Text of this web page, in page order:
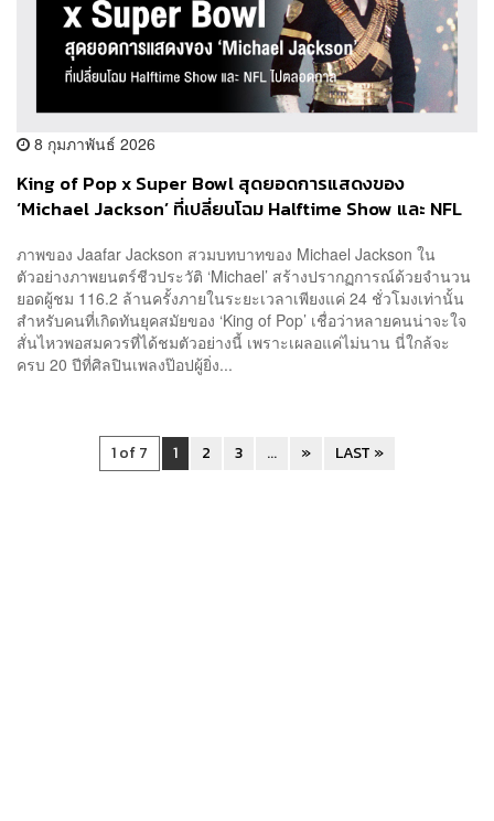
8 กุมภาพันธ์ 2026
King of Pop x Super Bowl สุดยอดการแสดงของ
‘Michael Jackson’ ที่เปลี่ยนโฉม Halftime Show และ NFL
ภาพของ Jaafar Jackson สวมบทบาทของ Michael Jackson ใน
ตัวอย่างภาพยนตร์ชีวประวัติ ‘Michael’ สร้างปรากฏการณ์ด้วยจำนวน
ยอดผู้ชม 116.2 ล้านครั้งภายในระยะเวลาเพียงแค่ 24 ชั่วโมงเท่านั้น
สำหรับคนที่เกิดทันยุคสมัยของ ‘King of Pop’ เชื่อว่าหลายคนน่าจะใจ
สั่นไหวพอสมควรที่ได้ชมตัวอย่างนี้ เพราะเผลอแค่ไม่นาน นี่ใกล้จะ
ครบ 20 ปีที่ศิลปินเพลงป๊อปผู้ยิ่ง...
1 of 7 1 2 3 ... » LAST »